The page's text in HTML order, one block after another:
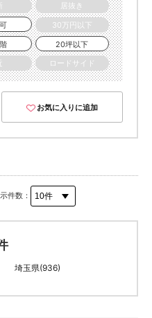
居抜き
30万円以下
20坪以下
ロードサイド
お気に入りに追加
件数：
埼玉県(936)